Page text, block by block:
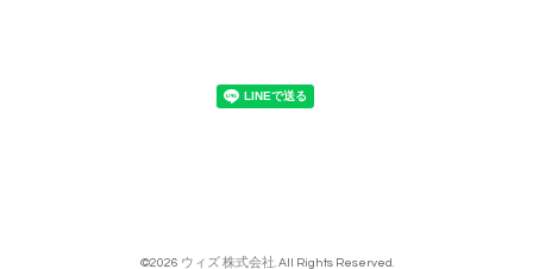
©2026 ウィズ 株式会社 . All Rights Reserved.